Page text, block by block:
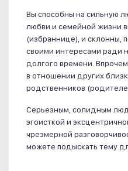
Вы способны на сильную
любви и семейной жизни
(избраннице), и склонны,
своими интересами ради
долгого времени.
в отношении других
родственников
Серьезным, солидным
эгоисткой и
чрезмерной
можете подыскать тему